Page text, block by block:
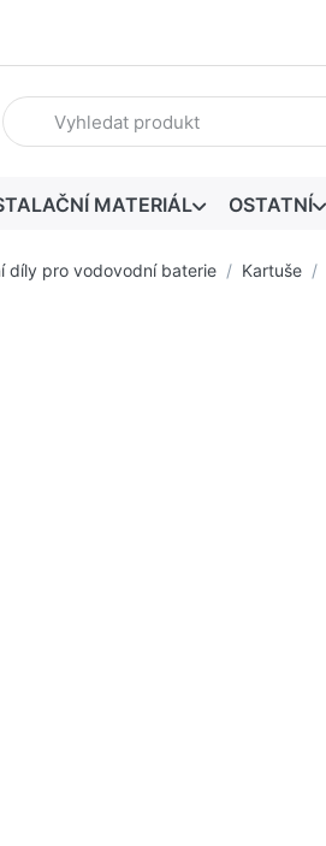
Zadejte hledaný výraz. První
MATERIÁL OSTATNÍ
díly pro vodovodní baterie Kartuše